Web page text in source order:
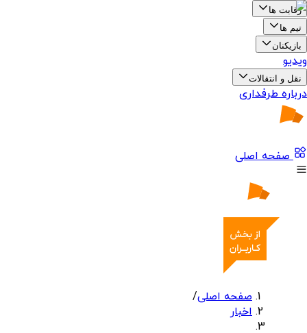
رقابت ها
تیم ها
بازیکنان
ویدیو
نقل و انتقالات
درباره طرفداری
صفحه اصلی
صفحه اصلی/
اخبار